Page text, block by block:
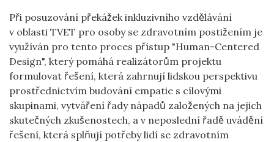
Při posuzování překážek inkluzivního vzdělávání
v oblasti TVET pro osoby se zdravotním postižením je
využíván pro tento proces přístup "Human-Centered
Design", který pomáhá realizátorům projektu
formulovat řešení, která zahrnují lidskou perspektivu
prostřednictvím budování empatie s cílovými
skupinami, vytváření řady nápadů založených na jejich
skutečných zkušenostech, a v neposlední řadě uvádění
řešení, která splňují potřeby lidí se zdravotním